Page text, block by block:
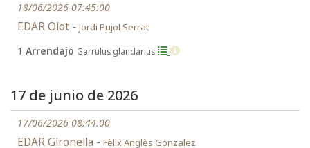
18/06/2026 07:45:00
EDAR Olot - Jordi Pujol Serrat
1 Arrendajo Garrulus glandarius
17 de junio de 2026
17/06/2026 08:44:00
EDAR Gironella - Fèlix Anglès Gonzalez